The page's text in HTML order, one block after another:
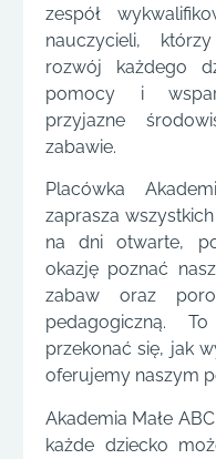
zespół
nauczycieli,
rozwój każdego
pomocy i
przyjazne
zabawie.
Placówka
zaprasza
na dni otwarte,
okazję poznać
zabaw oraz
pedagogiczną.
przekonać się, jak
oferujemy naszym
Akademia Małe
każde dziecko